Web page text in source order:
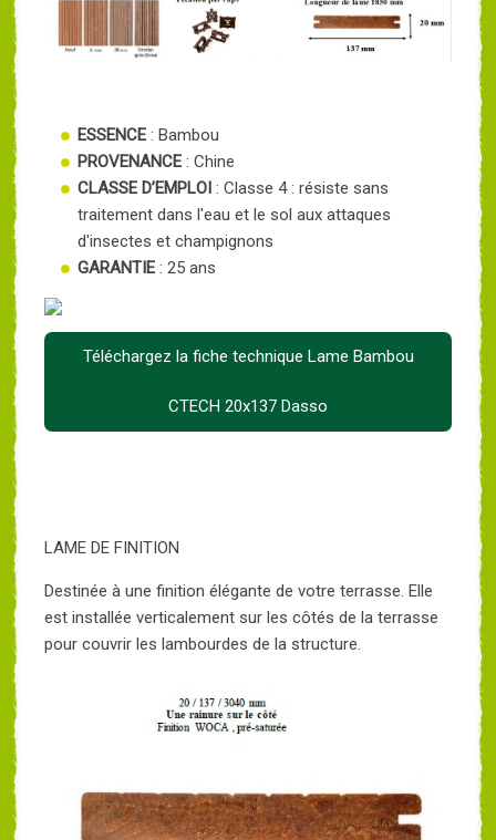
ESSENCE : Bambou
PROVENANCE : Chine
CLASSE D’EMPLOI : Classe 4 : résiste sans
traitement dans l'eau et le sol aux attaques
d'insectes et champignons
GARANTIE : 25 ans
Téléchargez la fiche technique Lame Bambou
CTECH 20x137 Dasso
LAME DE FINITION
Destinée à une finition élégante de votre terrasse. Elle
est installée verticalement sur les côtés de la terrasse
pour couvrir les lambourdes de la structure.